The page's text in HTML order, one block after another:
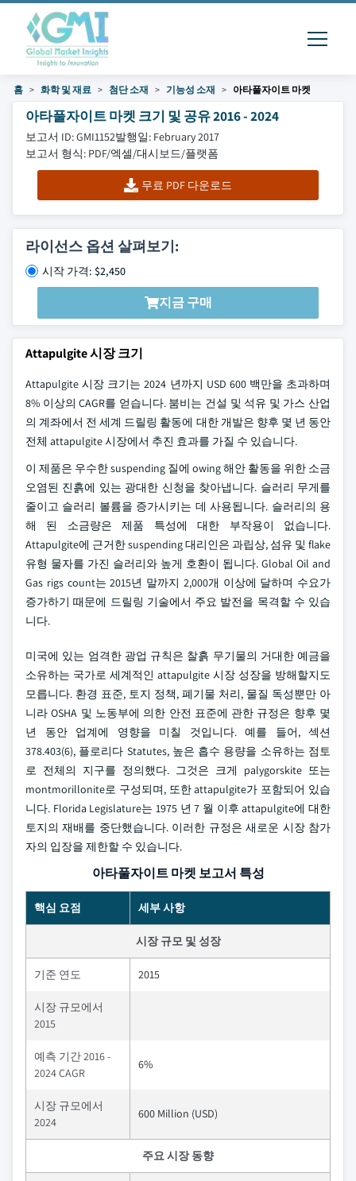
홈 화학 및 재료 첨단 소재 기능성 소재 아타풀자이트 마켓
아타풀자이트 마켓 크기 및 공유 2016 - 2024
보고서 ID: GMI1152발행일: February 2017
보고서 형식: PDF/엑셀/대시보드/플랫폼
무료 PDF 다운로드
라이선스 옵션 살펴보기:
시작 가격: $2,450
지금 구매
Attapulgite 시장 크기
Attapulgite 시장 크기는 2024 년까지 USD 600 백만을 초과하며
8% 이상의 CAGR를 얻습니다. 붐비는 건설 및 석유 및 가스 산업
의 계좌에서 전 세계 드릴링 활동에 대한 개발은 향후 몇 년 동안
전체 attapulgite 시장에서 추진 효과를 가질 수 있습니다.
이 제품은 우수한 suspending 질에 owing 해안 활동을 위한 소금
오염된 진흙에 있는 광대한 신청을 찾아냅니다. 슬러리 무게를
줄이고 슬러리 볼륨을 증가시키는 데 사용됩니다. 슬러리의 용
해 된 소금량은 제품 특성에 대한 부작용이 없습니다.
Attapulgite에 근거한 suspending 대리인은 과립상, 섬유 및 flake
유형 물자를 가진 슬러리와 높게 호환이 됩니다. Global Oil and
Gas rigs count는 2015년 말까지 2,000개 이상에 달하며 수요가
증가하기 때문에 드릴링 기술에서 주요 발전을 목격할 수 있습
니다.
미국에 있는 엄격한 광업 규칙은 찰흙 무기물의 거대한 예금을
소유하는 국가로 세계적인 attapulgite 시장 성장을 방해할지도
모릅니다. 환경 표준, 토지 정책, 폐기물 처리, 물질 독성뿐만 아
니라 OSHA 및 노동부에 의한 안전 표준에 관한 규정은 향후 몇
년 동안 업계에 영향을 미칠 것입니다. 예를 들어, 섹션
378.403(6), 플로리다 Statutes, 높은 흡수 용량을 소유하는 점토
로 전체의 지구를 정의했다. 그것은 크게 palygorskite 또는
montmorillonite로 구성되며, 또한 attapulgite가 포함되어 있습
니다. Florida Legislature는 1975 년 7 월 이후 attapulgite에 대한
토지의 재배를 중단했습니다. 이러한 규정은 새로운 시장 참가
자의 입장을 제한할 수 있습니다.
아타풀자이트 마켓 보고서 특성
핵심 요점 세부 사항
시장 규모 및 성장
기준 연도 2015
시장 규모에서
2015
예측 기간 2016 -
2024 CAGR
6%
시장 규모에서
2024
600 Million (USD)
주요 시장 동향